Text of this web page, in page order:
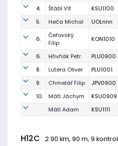
4.
Štábl Vít KSU1100
5.
Heča Michal UOLnnn
6.
Čeřovský
Filip
KON1010
6. Hřivňák Petr PLU0900
8.
Lutera Oliver PLU1001
9.
Chmelář Filip JPV0900
10.
Mátl Jáchym KSU0909
Mátl Adam
KSU1111
H12C 2.90 km, 90 m, 9 kontrol